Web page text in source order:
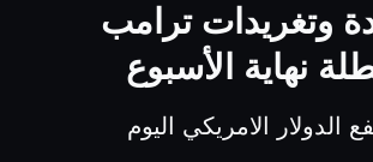
وتغريدات ترامب
نهاية الأسبوع
الدولار الامريكي اليوم